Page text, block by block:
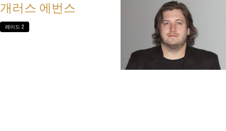
개러스 에번스
레이드 2